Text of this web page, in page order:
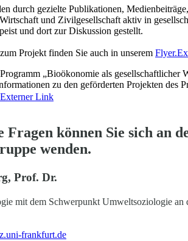
durch gezielte Publikationen,
und Zivilgesellschaft aktiv in
und dort zur Diskussion gestellt.
Projekt finden Sie auch in unserem Flyer.
„Bioökonomie als gesellschaftlicher
zu den geförderten Projekten des
Externer Link
Fragen können Sie sich an
wenden.
Prof. Dr.
mit dem Schwerpunkt Umweltsoziologie
frankfurt.de